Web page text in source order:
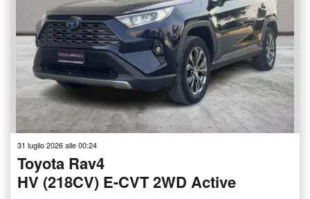
31 luglio 2026 alle 00:24
Toyota Rav4
HV (218CV) E-CVT 2WD Active